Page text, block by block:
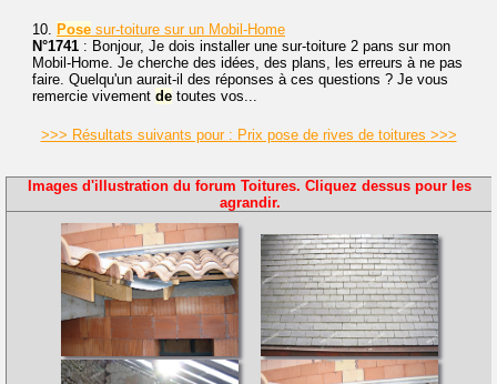
10. Pose sur-toiture sur un Mobil-Home
N°1741 : Bonjour, Je dois installer une sur-toiture 2 pans sur mon
Mobil-Home. Je cherche des idées, des plans, les erreurs à ne pas
faire. Quelqu'un aurait-il des réponses à ces questions ? Je vous
remercie vivement de toutes vos...
>>> Résultats suivants pour : Prix pose de rives de toitures >>>
Images d'illustration du forum Toitures. Cliquez dessus pour les
agrandir.